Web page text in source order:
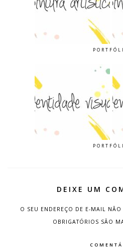
DEIXE UM
O SEU ENDEREÇO DE E-MAIL
OBRIGATÓRIOS SÃO